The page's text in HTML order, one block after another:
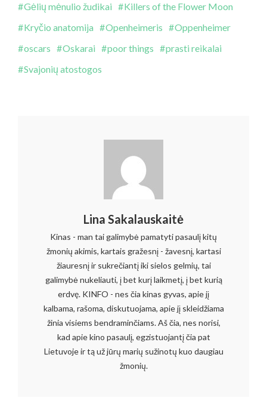
Gėlių mėnulio žudikai
Killers of the Flower Moon
Kryčio anatomija
Openheimeris
Oppenheimer
oscars
Oskarai poor things
prasti reikalai
Svajonių atostogos
Lina Sakalauskaitė
Kinas - man tai galimybė pamatyti pasaulį kitų
žmonių akimis, kartais gražesnį - žavesnį, kartasi
žiauresnį ir sukrečiantį iki sielos gelmių, tai
galimybė nukeliauti, į bet kurį laikmetį, į bet kurią
erdvę. KINFO - nes čia kinas gyvas, apie jį
kalbama, rašoma, diskutuojama, apie jį skleidžiama
žinia visiems bendraminčiams. Aš čia, nes norisi,
kad apie kino pasaulį, egzistuojantį čia pat
Lietuvoje ir tą už jūrų marių sužinotų kuo daugiau
žmonių.